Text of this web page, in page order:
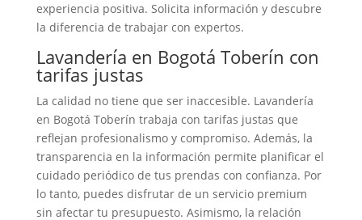
experiencia positiva. Solicita información y descubre
la diferencia de trabajar con expertos.
Lavandería en Bogotá Toberín con
tarifas justas
La calidad no tiene que ser inaccesible. Lavandería
en Bogotá Toberín trabaja con tarifas justas que
reflejan profesionalismo y compromiso. Además, la
transparencia en la información permite planificar el
cuidado periódico de tus prendas con confianza. Por
lo tanto, puedes disfrutar de un servicio premium
sin afectar tu presupuesto. Asimismo, la relación